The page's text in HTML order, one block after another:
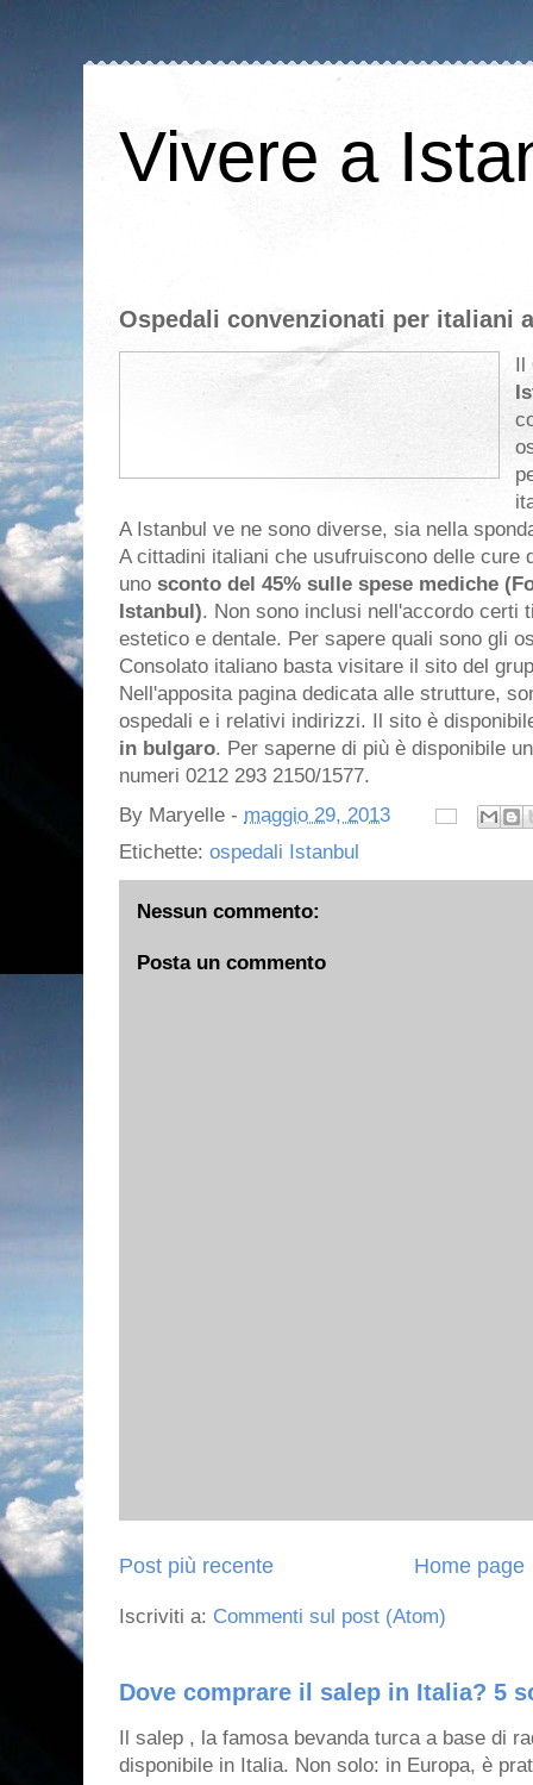
Vivere a
Ospedali convenzionati per italiani
Il
A Istanbul ve ne sono diverse, sia nella
A cittadini italiani che usufruiscono delle cure
uno sconto del 45% sulle spese mediche
Istanbul). Non sono inclusi nell'accordo certi
estetico e dentale. Per sapere quali sono gli
Consolato italiano basta visitare il sito del
Nell'apposita pagina dedicata alle strutture,
ospedali e i relativi indirizzi. Il sito è
in bulgaro. Per saperne di più è disponibile
numeri 0212 293 2150/1577.
By Maryelle - maggio 29, 2013
Etichette: ospedali Istanbul
Nessun commento:
Posta un commento
Post più recente Home page
Iscriviti a: Commenti sul post (Atom)
Dove comprare il salep in Italia? 5
Il salep , la famosa bevanda turca a base di
disponibile in Italia. Non solo: in Europa, è